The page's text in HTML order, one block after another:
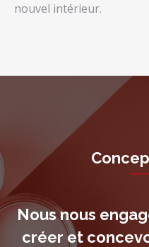
nouvel intérieur.
Nous nous
créer et